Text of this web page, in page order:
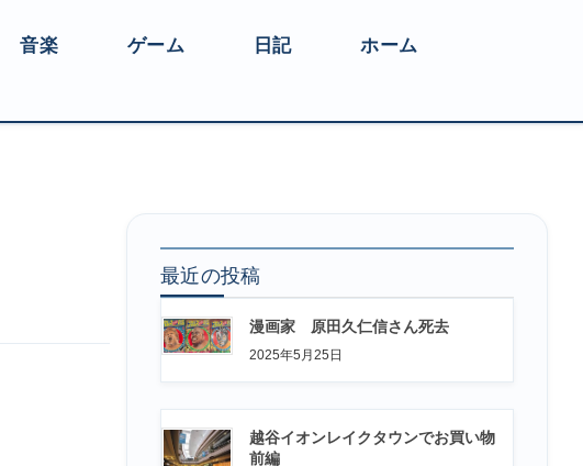
音楽 ゲーム 日記 ホーム
最近の投稿
漫画家 原田久仁信さん死去
2025年5月25日
越谷イオンレイクタウンでお買い物
前編